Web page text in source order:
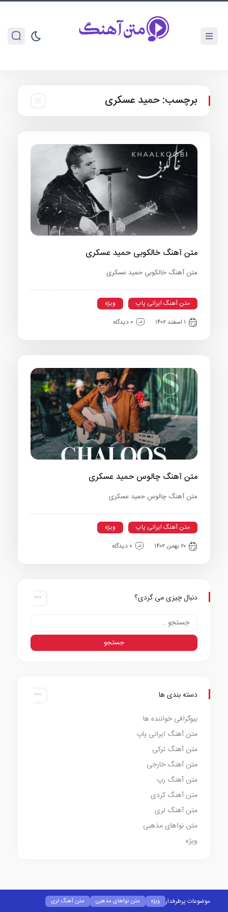
برچسب:حمید عسکری
متن آهنگ خالکوبی حمید عسکری
متن آهنگ خالکوبی حمید عسکری
متن آهنگ ایرانی پاپ
ویژه
۱ اسفند ۱۴۰۲
0 دیدگاه
متن آهنگ چالوس حمید عسکری
متن آهنگ چالوس حمید عسکری
متن آهنگ ایرانی پاپ
ویژه
۲۰ بهمن ۱۴۰۲
0 دیدگاه
دنبال چیزی می گردی؟
دسته بندی ها
بیوگرافی خواننده ها
متن آهنگ ایرانی پاپ
متن آهنگ ترکی
متن آهنگ خارجی
متن آهنگ رپ
متن آهنگ کردی
متن آهنگ لری
متن نواهای مذهبی
ویژه
موضوعات پرطرفدار ویژه متن نواهای مذهبی
متن آهنگ لری